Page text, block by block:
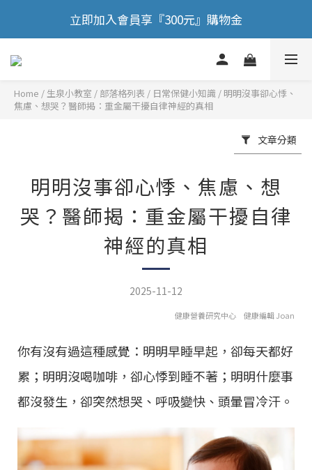
🎉 歡慶88節，滿額送膠原蛋白正貨！！
立即加入會員享『300元』購物金
🎉 歡慶88節，滿額送膠原蛋白正貨！！
Home / 部落格列表 / 日常保健小知識 / 明明沒事卻心悸、
焦慮、想哭？醫師揭：重金屬干擾自律神經的真相
文章分類
明明沒事卻心悸、焦慮、想
哭？醫師揭：重金屬干擾自律
神經的真相
2025-11-12
健康營養研究中心 健康編輯 Joan
你有沒有過這種感覺：明明早睡早起，卻每天都好
累；明明沒喝咖啡，卻心悸到睡不著；明明什麼事
都沒發生，卻突然想哭、呼吸變快、頭暈冒冷汗。